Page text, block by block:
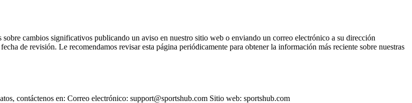
cambios significativos publicando un aviso en nuestro sitio web o enviando un correo electrónico a su dirección
de revisión. Le recomendamos revisar esta página periódicamente para obtener la información más reciente sobre nuestras
contáctenos en: Correo electrónico: support@sportshub.com Sitio web: sportshub.com